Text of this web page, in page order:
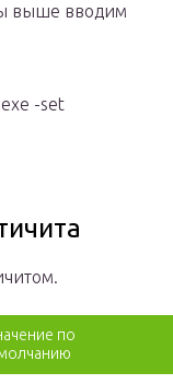
выше вводим
-set
по